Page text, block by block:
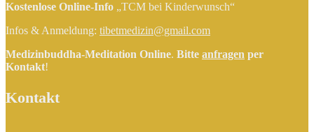
Kostenlose Online-Info „TCM bei Kinderwunsch“
Infos & Anmeldung: tibetmedizin@gmail.com
Medizinbuddha-Meditation Online. Bitte anfragen per
Kontakt!
Kontakt